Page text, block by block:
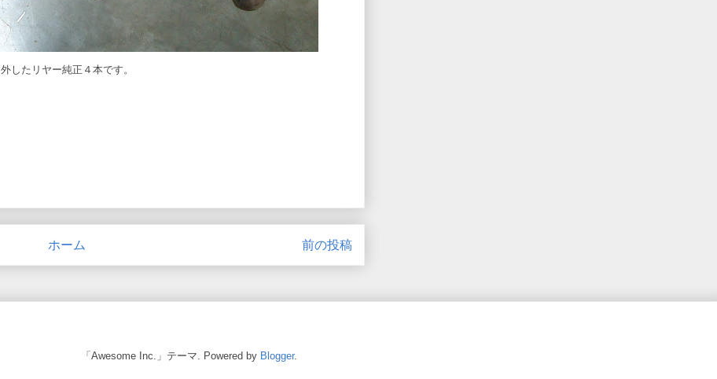
外したリヤー純正４本です。
前の投稿
ホーム
「Awesome Inc.」テーマ. Powered by Blogger.